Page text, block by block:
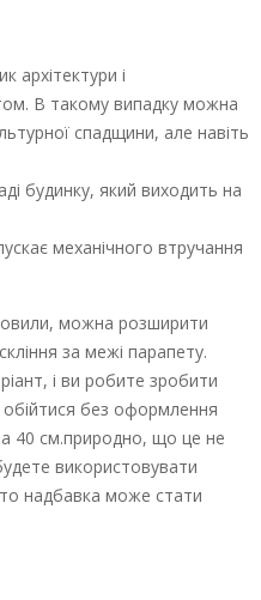
архітектури і
В такому випадку можна
спадщини, але навіть
будинку, який виходить на
механічного втручання
можна розширити
за межі парапету.
і ви робите зробити
без оформлення
40 см.природно, що це не
використовувати
надбавка може стати